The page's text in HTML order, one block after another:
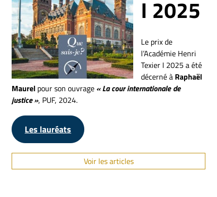
I 2025
Le prix de
l’Académie Henri
Texier I 2025 a été
décerné à Raphaël
Maurel pour son ouvrage « La cour internationale de
justice », PUF, 2024.
Les lauréats
Voir les articles